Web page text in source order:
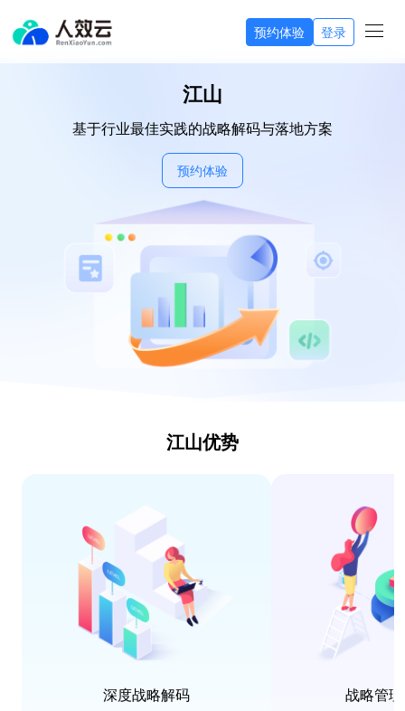
预约体验 登录
江山
基于行业最佳实践的战略解码与落地方案
预约体验
江山优势
深度战略解码 战略管